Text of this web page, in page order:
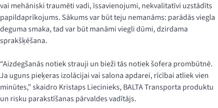
vai mehāniski traumēti vadi, īssavienojumi, nekvalitatīvi uzstādīts
papildaprīkojums. Sākums var būt teju nemanāms: parādās viegla
deguma smaka, tad var būt manāmi viegli dūmi, dzirdama
sprakšķēšana.
“Aizdegšanās notiek strauji un bieži tās notiek šofera prombūtnē.
Ja uguns pieķeras izolācijai vai salona apdarei, rīcībai atliek vien
minūtes,” skaidro Kristaps Liecinieks, BALTA Transporta produktu
un risku parakstīšanas pārvaldes vadītājs.